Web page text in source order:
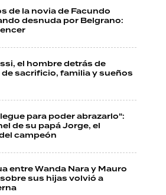
de la novia de Facundo
desnuda por Belgrano:
el hombre detrás de
de sacrificio, familia y sueños
para poder abrazarlo":
de su papá Jorge, el
campeón
entre Wanda Nara y Mauro
sus hijas volvió a